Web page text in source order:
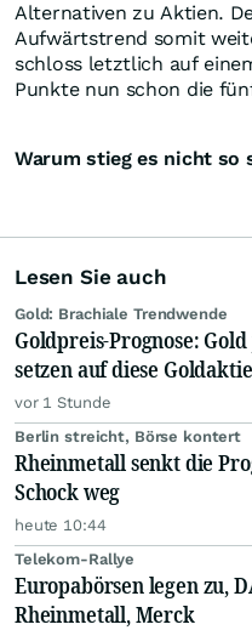
Alternativen zu Aktien.
Aufwärtstrend somit
schloss letztlich auf
Punkte nun schon die
Warum stieg es nicht so
Lesen Sie auch
Gold: Brachiale Trendwende
Goldpreis-Prognose:
setzen auf diese Goldaktie
vor 1 Stunde
Berlin streicht, Börse kontert
Rheinmetall senkt die
Schock weg
heute 10:44
Telekom-Rallye
Europabörsen legen zu,
Rheinmetall, Merck